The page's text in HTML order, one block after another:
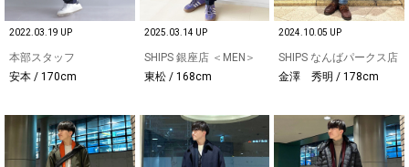
2022.03.19 UP
本部スタッフ
安本 / 170cm
2025.03.14 UP
SHIPS 銀座店 ＜MEN＞
東松 / 168cm
2024.10.05 UP
SHIPS なんばパークス店
金澤 秀明 / 178cm